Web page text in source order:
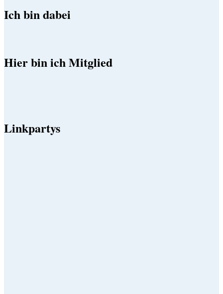
Ich bin dabei
Hier bin ich Mitglied
Linkpartys